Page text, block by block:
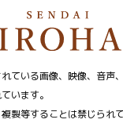
ている画像、映像、音声
います。
製等することは禁じられて